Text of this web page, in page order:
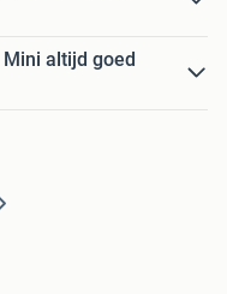
altijd goed